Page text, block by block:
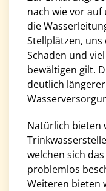
nach wie vor
die
Stellplätzen,
Schaden und
bewältigen gilt.
deutlich
Natürlich bieten
welchen sich
problemlos
Weiteren bieten